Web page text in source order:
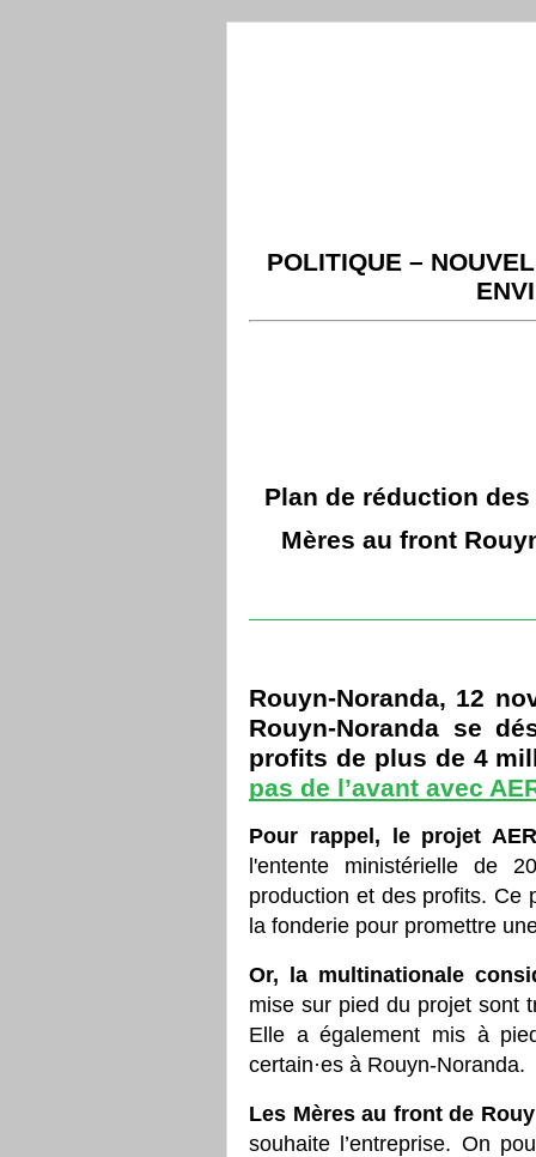
POLITIQUE –
Plan de réduction
Mères au front
Rouyn-Noranda, 12
Rouyn-Noranda se
profits de plus de 4
pas de l’avant avec
Pour rappel, le projet
l'entente ministérielle de
production et des profits. Ce
la fonderie pour promettre
Or, la multinationale
mise sur pied du projet sont
Elle a également mis à
certain·es à Rouyn-Noranda.
Les Mères au front de
souhaite l’entreprise. On